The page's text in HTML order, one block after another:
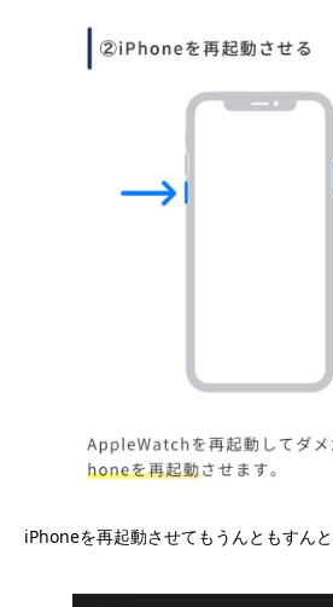
iPhoneを再起動させてもうんともすん